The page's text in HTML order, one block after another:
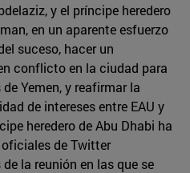
y el príncipe heredero
en un aparente esfuerzo
suceso, hacer un
conflicto en la ciudad para
Yemen, y reafirmar la
de intereses entre EAU y
heredero de Abu Dhabi ha
de Twitter
la reunión en las que se